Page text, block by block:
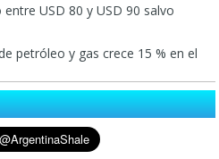
USD 80 y USD 90 salvo
petróleo y gas crece 15 % en el